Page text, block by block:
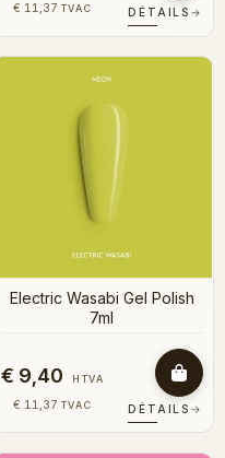
€ 11,37 TVAC DÉTAILS →
Electric Wasabi Gel Polish
7ml
€ 9,40 HTVA
€ 11,37 TVAC DÉTAILS →